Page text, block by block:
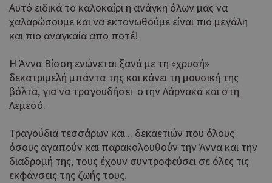
Αυτό ειδικά το καλοκαίρι η ανάγκη όλων μας να
χαλαρώσουμε και να εκτονωθούμε είναι πιο μεγάλη
και πιο αναγκαία απο ποτέ!
Η Άννα Βίσση ενώνεται ξανά με τη «χρυσή»
δεκατριμελή μπάντα της και κάνει τη μουσική της
βόλτα, για να τραγουδήσει στην Λάρνακα και στη
Λεμεσό.
Τραγούδια τεσσάρων και... δεκαετιών που όλους
όσους αγαπούν και παρακολουθούν την Άννα και την
διαδρομή της, τους έχουν συντροφεύσει σε όλες τις
εκφάνσεις της ζωής τους.